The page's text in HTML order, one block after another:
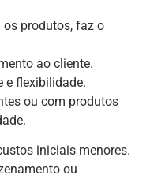
os produtos, faz o
ao cliente.
e flexibilidade.
ou com produtos
iniciais menores.
ou